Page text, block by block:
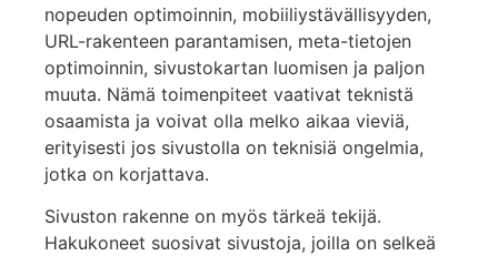
nopeuden optimoinnin, mobiiliystävällisyyden,
URL-rakenteen parantamisen, meta-tietojen
optimoinnin, sivustokartan luomisen ja paljon
muuta. Nämä toimenpiteet vaativat teknistä
osaamista ja voivat olla melko aikaa vieviä,
erityisesti jos sivustolla on teknisiä ongelmia,
jotka on korjattava.
Sivuston rakenne on myös tärkeä tekijä.
Hakukoneet suosivat sivustoja, joilla on selkeä